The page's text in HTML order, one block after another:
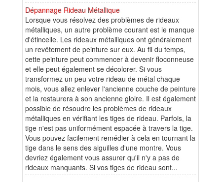
Dépannage Rideau Métallique
Lorsque vous résolvez des problèmes de rideaux
métalliques, un autre problème courant est le manque
d'étincelle. Les rideaux métalliques ont généralement
un revêtement de peinture sur eux. Au fil du temps,
cette peinture peut commencer à devenir floconneuse
et elle peut également se décolorer. Si vous
transformez un peu votre rideau de métal chaque
mois, vous allez enlever l'ancienne couche de peinture
et la restaurera à son ancienne gloire. Il est également
possible de résoudre les problèmes de rideaux
métalliques en vérifiant les tiges de rideau. Parfois, la
tige n'est pas uniformément espacée à travers la tige.
Vous pouvez facilement remédier à cela en tournant la
tige dans le sens des aiguilles d'une montre. Vous
devriez également vous assurer qu'il n'y a pas de
rideaux manquants. Si vos tiges de rideau sont...